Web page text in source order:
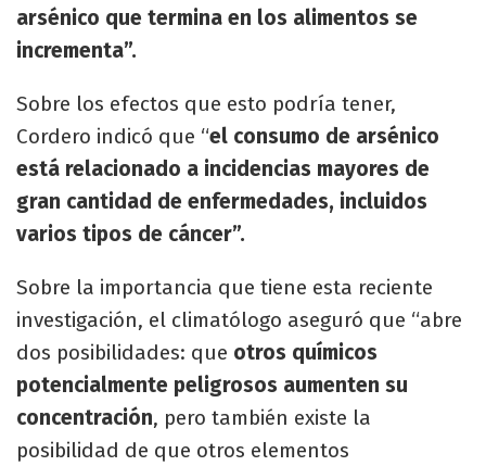
arsénico que termina en los alimentos se
incrementa”.
Sobre los efectos que esto podría tener,
Cordero indicó que “el consumo de arsénico
está relacionado a incidencias mayores de
gran cantidad de enfermedades, incluidos
varios tipos de cáncer”.
Sobre la importancia que tiene esta reciente
investigación, el climatólogo aseguró que “abre
dos posibilidades: que otros químicos
potencialmente peligrosos aumenten su
concentración, pero también existe la
posibilidad de que otros elementos